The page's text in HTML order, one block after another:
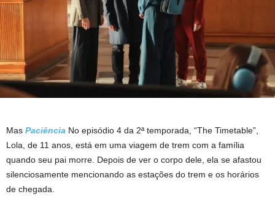
Mas Paciência No episódio 4 da 2ª temporada, “The Timetable”,
Lola, de 11 anos, está em uma viagem de trem com a família
quando seu pai morre. Depois de ver o corpo dele, ela se afastou
silenciosamente mencionando as estações do trem e os horários
de chegada.